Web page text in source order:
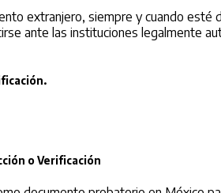
extranjero, siempre y cuando
ante las instituciones legalmente
o Verificación